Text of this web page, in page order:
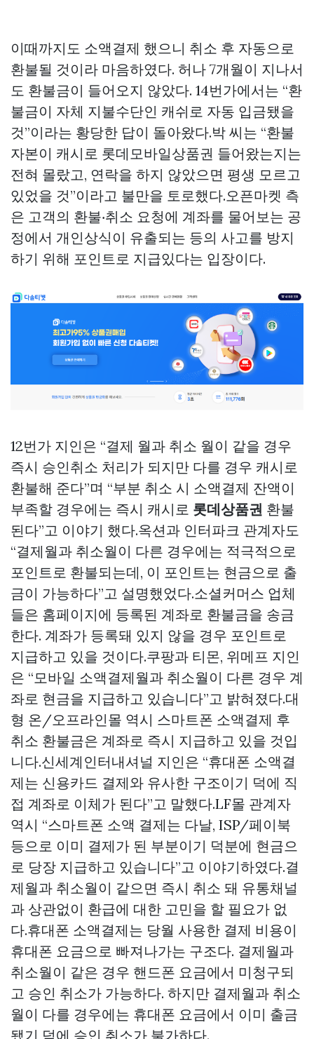
이때까지도 소액결제 했으니 취소 후 자동으로
환불될 것이라 마음하였다. 허나 7개월이 지나서
도 환불금이 들어오지 않았다. 14번가에서는 “환
불금이 자체 지불수단인 캐쉬로 자동 입금됐을
것”이라는 황당한 답이 돌아왔다.박 씨는 “환불
자본이 캐시로 롯데모바일상품권 들어왔는지는
전혀 몰랐고, 연락을 하지 않았으면 평생 모르고
있었을 것”이라고 불만을 토로했다.오픈마켓 측
은 고객의 환불‧취소 요청에 계좌를 물어보는 공
정에서 개인상식이 유출되는 등의 사고를 방지
하기 위해 포인트로 지급있다는 입장이다.
12번가 지인은 “결제 월과 취소 월이 같을 경우
즉시 승인취소 처리가 되지만 다를 경우 캐시로
환불해 준다”며 “부분 취소 시 소액결제 잔액이
부족할 경우에는 즉시 캐시로 롯데상품권 환불
된다”고 이야기 했다.옥션과 인터파크 관계자도
“결제월과 취소월이 다른 경우에는 적극적으로
포인트로 환불되는데, 이 포인트는 현금으로 출
금이 가능하다”고 설명했었다.소셜커머스 업체
들은 홈페이지에 등록된 계좌로 환불금을 송금
한다. 계좌가 등록돼 있지 않을 경우 포인트로
지급하고 있을 것이다.쿠팡과 티몬, 위메프 지인
은 “모바일 소액결제월과 취소월이 다른 경우 계
좌로 현금을 지급하고 있습니다”고 밝혀졌다.대
형 온/오프라인몰 역시 스마트폰 소액결제 후
취소 환불금은 계좌로 즉시 지급하고 있을 것입
니다.신세계인터내셔널 지인은 “휴대폰 소액결
제는 신용카드 결제와 유사한 구조이기 덕에 직
접 계좌로 이체가 된다”고 말했다.LF몰 관계자
역시 “스마트폰 소액 결제는 다날, ISP/페이북
등으로 이미 결제가 된 부분이기 덕분에 현금으
로 당장 지급하고 있습니다”고 이야기하였다.결
제월과 취소월이 같으면 즉시 취소 돼 유통채널
과 상관없이 환급에 대한 고민을 할 필요가 없
다.휴대폰 소액결제는 당월 사용한 결제 비용이
휴대폰 요금으로 빠져나가는 구조다. 결제월과
취소월이 같은 경우 핸드폰 요금에서 미청구되
고 승인 취소가 가능하다. 하지만 결제월과 취소
월이 다를 경우에는 휴대폰 요금에서 이미 출금
됐기 덕에 승인 취소가 불가하다.